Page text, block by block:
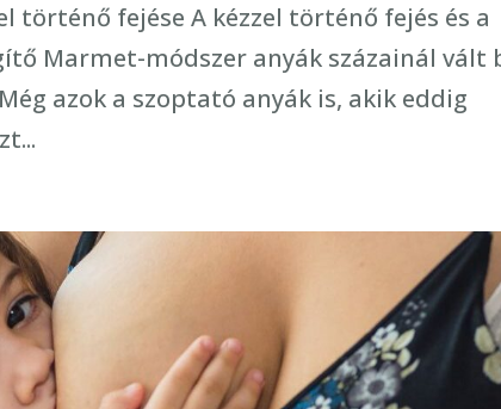
történő fejése A kézzel történő fejés és a
Marmet-módszer anyák százainál vált
azok a szoptató anyák is, akik eddig